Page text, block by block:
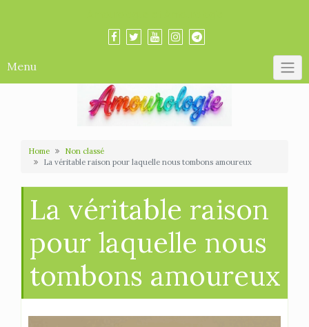
Menu
Home
Non classé
La véritable raison pour laquelle nous tombons amoureux
La véritable raison
pour laquelle nous
tombons amoureux